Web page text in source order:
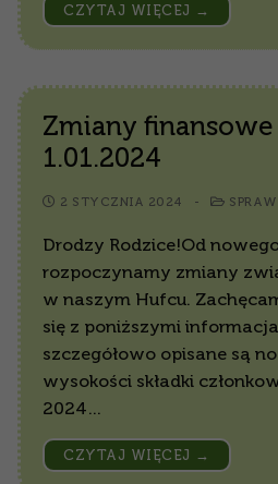
CZYTAJ WIĘCEJ →
Zmiany
1.01.2024
2 STYCZNIA 2024 -
Drodzy Rodzice!Od
rozpoczynamy zmiany
w naszym Hufcu.
się z poniższymi
szczegółowo opisane są
wysokości składki
2024…
CZYTAJ WIĘCEJ →